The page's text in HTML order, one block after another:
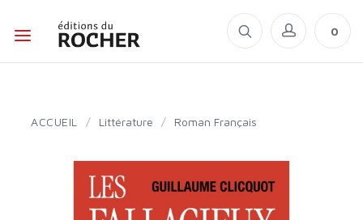
0
ACCUEIL / Littérature / Roman Français